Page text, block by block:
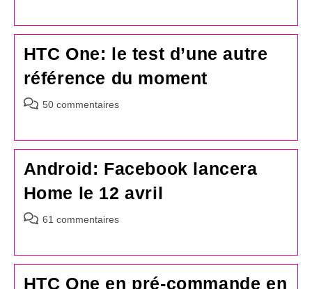
publication :
HTC One: le test d’une autre
référence du moment
Commentaires
publication :
50 commentaires
Android: Facebook lancera
Home le 12 avril
Commentaires
publication :
61 commentaires
HTC One en pré-commande en